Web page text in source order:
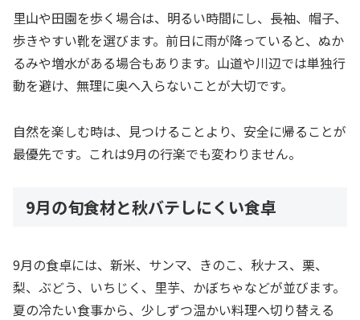
里山や田園を歩く場合は、明るい時間にし、長袖、帽子、
歩きやすい靴を選びます。前日に雨が降っていると、ぬか
るみや増水がある場合もあります。山道や川辺では単独行
動を避け、無理に奥へ入らないことが大切です。
自然を楽しむ時は、見つけることより、安全に帰ることが
最優先です。これは9月の行楽でも変わりません。
9月の旬食材と秋バテしにくい食卓
9月の食卓には、新米、サンマ、きのこ、秋ナス、栗、
梨、ぶどう、いちじく、里芋、かぼちゃなどが並びます。
夏の冷たい食事から、少しずつ温かい料理へ切り替える